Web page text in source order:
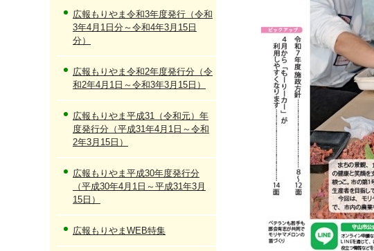
広報もりやま令和3年度発行（令和
3年4月1日分～令和4年3月15日
分）
広報もりやま令和2年度発行分（令
和2年4月1日～令和3年3月15日）
広報もりやま平成31（令和元）年
度発行分（平成31年4月1日～令和
2年3月15日）
広報もりやま平成30年度発行分
（平成30年4月1日～平成31年3月
15日）
広報もりやまWEB特集